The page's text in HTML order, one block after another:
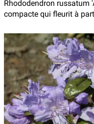
Rhododendron russatum
compacte qui fleurit à